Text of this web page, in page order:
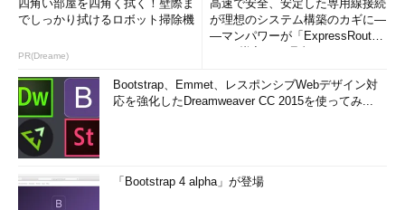
四角い部屋を四角く拭く！壁際ま
でしっかり拭けるロボット掃除機
PR(Dreame)
高速で安全、安定した専用線接続
が理想のシステム構築のカギに―
―マンパワーが「ExpressRout
Bootstrap、Emmet、レスポンシブWebデザイン対
応を強化したDreamweaver CC 2015を使ってみ...
「Bootstrap 4 alpha」が登場